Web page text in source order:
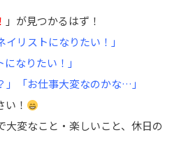
」が見つかるはず！
イリストになりたい！」
なりたい！」
」「お仕事大変なのかな…」
！
大変なこと・楽しいこと、休日の